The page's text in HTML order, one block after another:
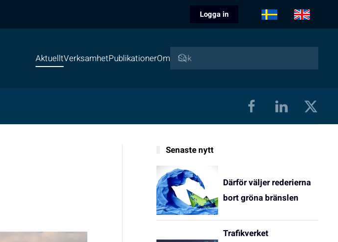
Logga in
AktuelltVerksamhetPublikationerOm
Senaste nytt
Därför väljer rederierna
bort gröna bränslen
Trafikverket